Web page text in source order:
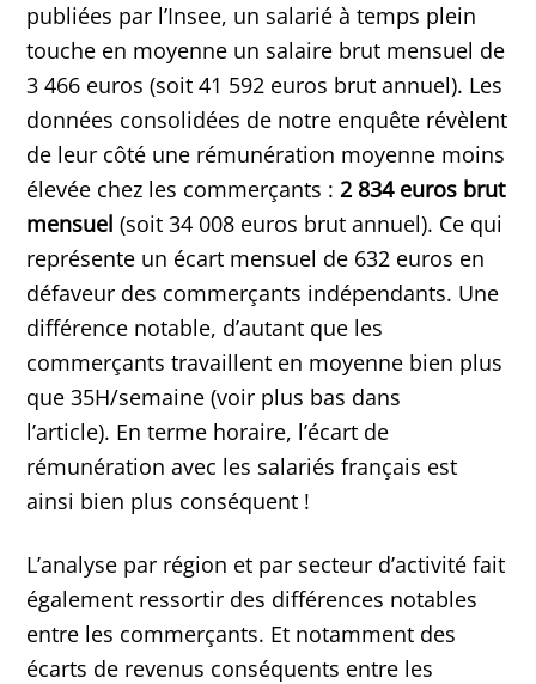
publiées par l’Insee, un salarié à temps plein
touche en moyenne un salaire brut mensuel de
3 466 euros (soit 41 592 euros brut annuel). Les
données consolidées de notre enquête révèlent
de leur côté une rémunération moyenne moins
élevée chez les commerçants :2 834 euros brut
mensuel (soit 34 008 euros brut annuel). Ce qui
représente un écart mensuel de 632 euros en
défaveur des commerçants indépendants. Une
différence notable, d’autant que les
commerçants travaillent en moyenne bien plus
que 35H/semaine (voir plus bas dans
l’article). En terme horaire, l’écart de
rémunération avec les salariés français est
ainsi bien plus conséquent !
L’analyse par région et par secteur d’activité fait
également ressortir des différences notables
entre les commerçants. Et notamment des
écarts de revenus conséquents entre les